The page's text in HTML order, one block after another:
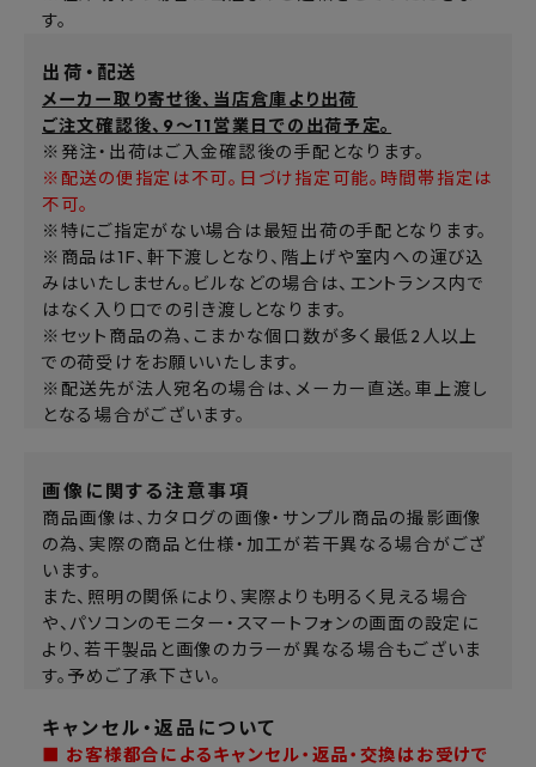
す。
出荷・配送
メーカー取り寄せ後、当店倉庫より出荷
ご注文確認後、9～11営業日での出荷予定。
※発注・出荷はご入金確認後の手配となります。
※配送の便指定は不可。日づけ指定可能。時間帯指定は
不可。
※特にご指定がない場合は最短出荷の手配となります。
※商品は1F、軒下渡しとなり、階上げや室内への運び込
みはいたしません。ビルなどの場合は、エントランス内で
はなく入り口での引き渡しとなります。
※セット商品の為、こまかな個口数が多く最低2人以上
での荷受けをお願いいたします。
※配送先が法人宛名の場合は、メーカー直送。車上渡し
となる場合がございます。
画像に関する注意事項
商品画像は、カタログの画像・サンプル商品の撮影画像
の為、実際の商品と仕様・加工が若干異なる場合がござ
います。
また、照明の関係により、実際よりも明るく見える場合
や、パソコンのモニター・スマートフォンの画面の設定に
より、若干製品と画像のカラーが異なる場合もございま
す。予めご了承下さい。
キャンセル・返品について
■ お客様都合によるキャンセル・返品・交換はお受けで